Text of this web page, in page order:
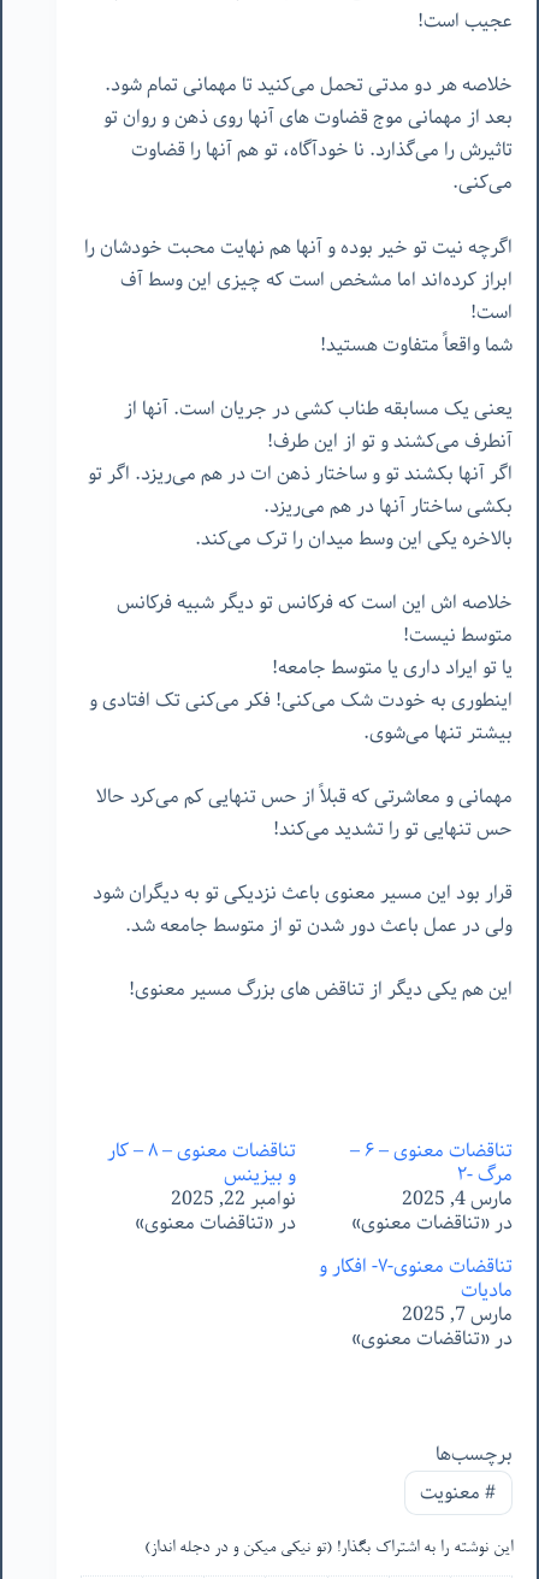
عجیب است!
خلاصه هر دو مدتی تحمل می‌کنید تا مهمانی تمام شود.
بعد از مهمانی موج قضاوت های آنها روی ذهن و روان تو
تاثیرش را می‌گذارد. نا خودآگاه، تو هم آنها را قضاوت
می‌کنی.
اگرچه نیت تو خیر بوده و آنها هم نهایت محبت خودشان را
ابراز کرده‌اند اما مشخص است که چیزی این وسط آف
است!
شما واقعاً متفاوت هستید!
یعنی یک مسابقه طناب کشی در جریان است. آنها از
آنطرف می‌کشند و تو از این طرف!
اگر آنها بکشند تو و ساختار ذهن ات در هم می‌ریزد. اگر تو
بکشی ساختار آنها در هم می‌ریزد.
بالاخره یکی این وسط میدان را ترک می‌کند.
خلاصه اش این است که فرکانس تو دیگر شبیه فرکانس
متوسط نیست!
یا تو ایراد داری یا متوسط جامعه!
اینطوری به خودت شک می‌کنی! فکر می‌کنی تک افتادی و
بیشتر تنها می‌شوی.
مهمانی و معاشرتی که قبلاً از حس تنهایی کم می‌کرد حالا
حس تنهایی تو را تشدید می‌کند!
قرار بود این مسیر معنوی باعث نزدیکی تو به دیگران شود
ولی در عمل باعث دور شدن تو از متوسط جامعه شد.
این هم یکی دیگر از تناقض های بزرگ مسیر معنوی!
تناقضات معنوی – ۶ –
مرگ -٢
مارس 4, 2025
در «تناقضات معنوی»
تناقضات معنوی – ٨ – کار
و بیزینس
نوامبر 22, 2025
در «تناقضات معنوی»
تناقضات معنوی-۷- افکار و
مادیات
مارس 7, 2025
در «تناقضات معنوی»
برچسب‌ها
#معنویت
این نوشته را به اشتراک بگذار! (تو نیکی میکن و در دجله انداز)